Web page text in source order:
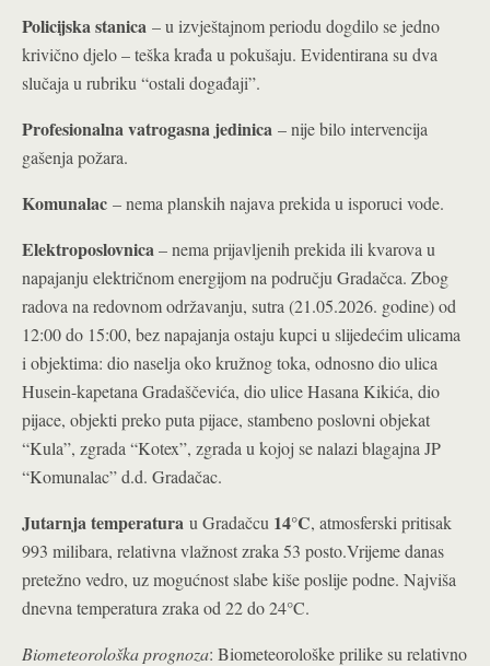
Policijska stanica – u izvještajnom periodu dogdilo se jedno
krivično djelo – teška krađa u pokušaju. Evidentirana su dva
slučaja u rubriku “ostali događaji”.
Profesionalna vatrogasna jedinica – nije bilo intervencija
gašenja požara.
Komunalac – nema planskih najava prekida u isporuci vode.
Elektroposlovnica– nema prijavljenih prekida ili kvarova u
napajanju električnom energijom na području Gradačca. Zbog
radova na redovnom održavanju, sutra (21.05.2026. godine) od
12:00 do 15:00, bez napajanja ostaju kupci u slijedećim ulicama
i objektima: dio naselja oko kružnog toka, odnosno dio ulica
Husein-kapetana Gradaščevića, dio ulice Hasana Kikića, dio
pijace, objekti preko puta pijace, stambeno poslovni objekat
“Kula”, zgrada “Kotex”, zgrada u kojoj se nalazi blagajna JP
“Komunalac” d.d. Gradačac.
Jutarnja temperatura u Gradačcu 14°C, atmosferski pritisak
993 milibara, relativna vlažnost zraka 53 posto.Vrijeme danas
pretežno vedro, uz mogućnost slabe kiše poslije podne. Najviša
dnevna temperatura zraka od 22 do 24°C.
Biometeorološka prognoza: Biometeorološke prilike su relativno